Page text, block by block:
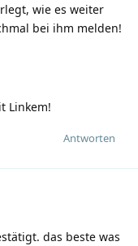
wie es weiter
bei ihm melden!
Linkem!
Antworten
das beste was